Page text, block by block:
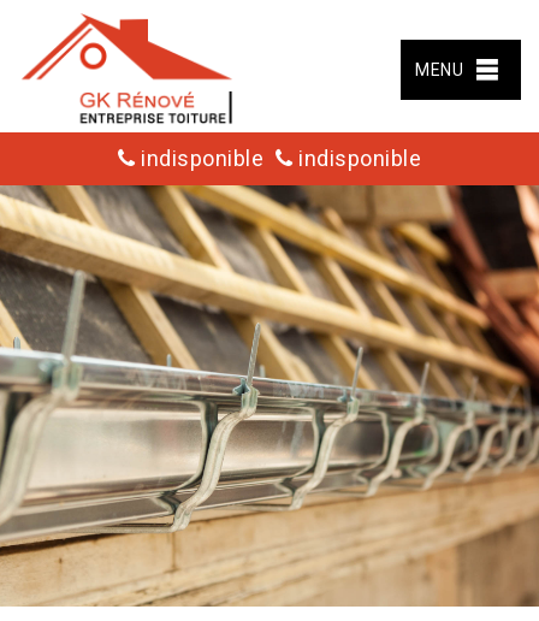
MENU
indisponible indisponible